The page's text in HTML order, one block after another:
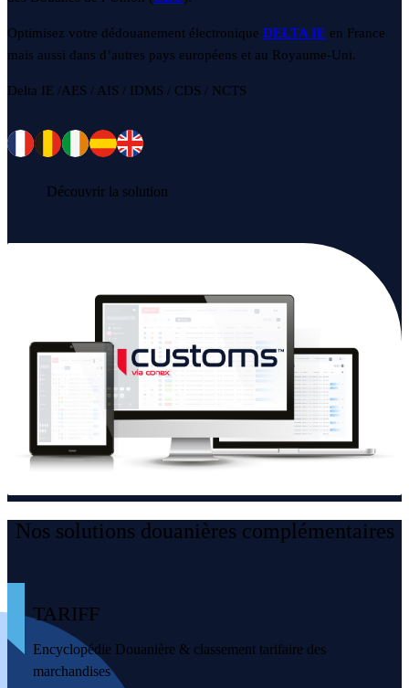
Optimisez votre dédouanement électronique DELTA IE en France
mais aussi dans d’autres pays européens et au Royaume-Uni.
Delta IE /AES / AIS / IDMS / CDS / NCTS
Découvrir la solution
Nos solutions douanières complémentaires
TARIFF
Encyclopédie Douanière & classement tarifaire des
marchandises